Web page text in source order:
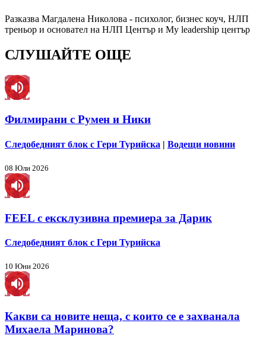
Разказва Магдалена Николова - психолог, бизнес коуч, НЛП
треньор и основател на НЛП Център и My leadership център
СЛУШАЙТЕ ОЩЕ
Филмирани с Румен и Ники
Следобедният блок с Гери Турийска | Водещи новини
08 Юли 2026
FEEL с ексклузивна премиера за Дарик
Следобедният блок с Гери Турийска
10 Юни 2026
Какви са новите неща, с които се е захванала
Михаела Маринова?